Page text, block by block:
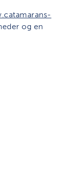
og en